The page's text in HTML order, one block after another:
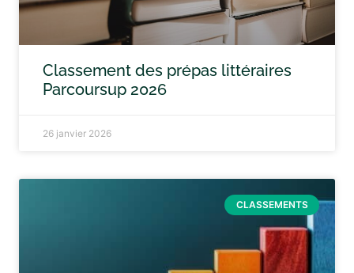
Classement des prépas littéraires
Parcoursup 2026
26 janvier 2026
CLASSEMENTS